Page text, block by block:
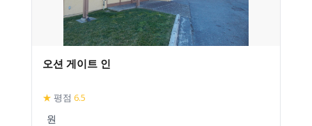
오션 게이트 인
★ 평점 6.5